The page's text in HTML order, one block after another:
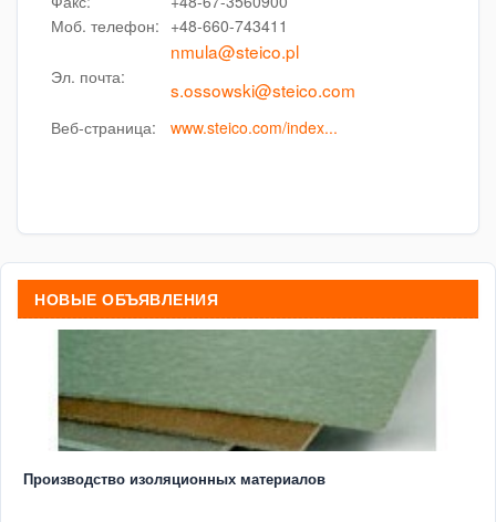
Моб. телефон: +48-660-743411
Эл. почта:
nmula@steico.pl
s.ossowski@steico.com
Веб-страница: www.steico.com/index...
НОВЫЕ ОБЪЯВЛЕНИЯ
Производство изоляционных материалов